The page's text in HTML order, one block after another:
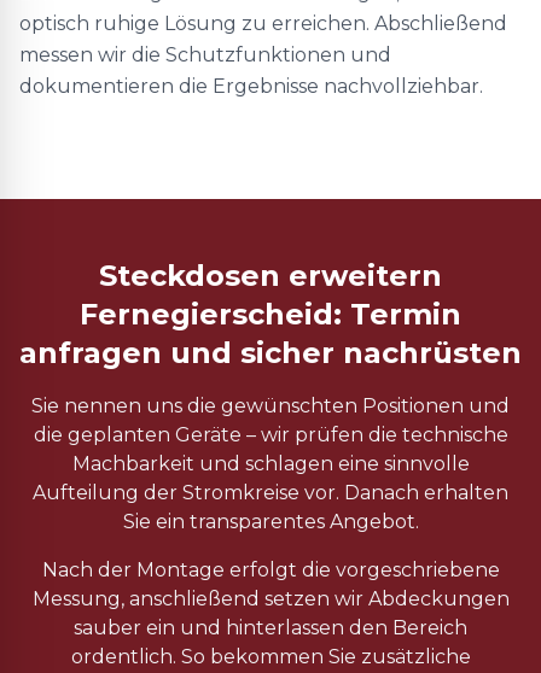
optisch ruhige Lösung zu erreichen. Abschließend
messen wir die Schutzfunktionen und
dokumentieren die Ergebnisse nachvollziehbar.
Steckdosen erweitern
Fernegierscheid: Termin
anfragen und sicher nachrüsten
Sie nennen uns die gewünschten Positionen und
die geplanten Geräte – wir prüfen die technische
Machbarkeit und schlagen eine sinnvolle
Aufteilung der Stromkreise vor. Danach erhalten
Sie ein transparentes Angebot.
Nach der Montage erfolgt die vorgeschriebene
Messung, anschließend setzen wir Abdeckungen
sauber ein und hinterlassen den Bereich
ordentlich. So bekommen Sie zusätzliche